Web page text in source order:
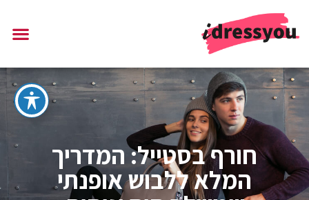
חורף בסטייל: המדריך
המלא ללבוש אופנתי